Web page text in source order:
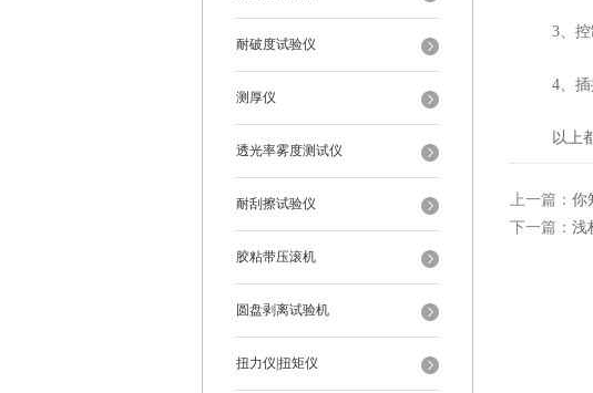
耐破度试验仪
测厚仪
透光率雾度测试仪
耐刮擦试验仪
胶粘带压滚机
圆盘剥离试验机
扭力仪|扭矩仪
3、控制
4、插拔
以上都
上一篇： 你
下一篇： 浅